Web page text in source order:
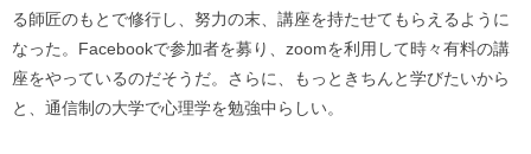
る師匠のもとで修行し、努力の末、講座を持たせてもらえるように
なった。Facebookで参加者を募り、zoomを利用して時々有料の講
座をやっているのだそうだ。さらに、もっときちんと学びたいから
と、通信制の大学で心理学を勉強中らしい。